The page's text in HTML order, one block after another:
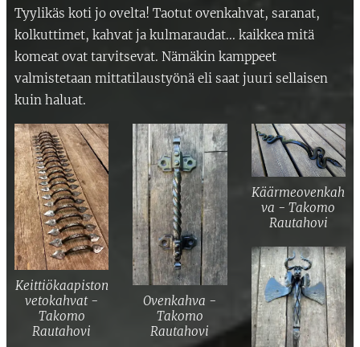
Tyylikäs koti jo ovelta! Taotut ovenkahvat, saranat,
kolkuttimet, kahvat ja kulmaraudat... kaikkea mitä
komeat ovat tarvitsevat. Nämäkin kamppeet
valmistetaan mittatilaustyönä eli saat juuri sellaisen
kuin haluat.
Keittiökaapiston
vetokahvat -
Takomo
Rautahovi
Ovenkahva -
Takomo
Rautahovi
Käärmeovenkah
va - Takomo
Rautahovi